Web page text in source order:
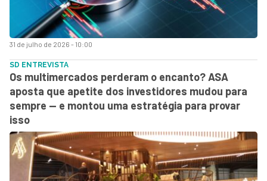
31 de julho de 2026 - 10:00
SD ENTREVISTA
Os multimercados perderam o encanto? ASA
aposta que apetite dos investidores mudou para
sempre — e montou uma estratégia para provar
isso